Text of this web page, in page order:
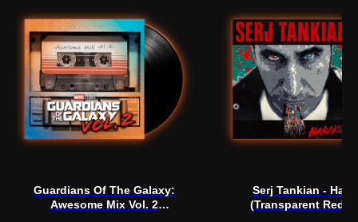
Guardians Of The Galaxy:
Awesome Mix Vol. 2
Serj Tankian -
(Transparent Red)
Нужна
помощь?
Написать в Telegram
Напишите нам, мы ответим
на все вопросы и поможем
с заказом